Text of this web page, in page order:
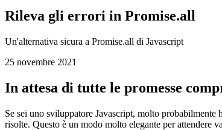
Rileva gli errori in Promise.all
Un'alternativa sicura a Promise.all di Javascript
25 novembre 2021
In attesa di tutte le promesse